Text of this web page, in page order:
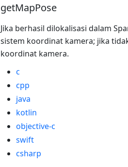
getMapPose
Jika berhasil dilokalisasi dalam
sistem koordinat kamera; jika
koordinat kamera.
c
cpp
java
kotlin
objective-c
swift
csharp